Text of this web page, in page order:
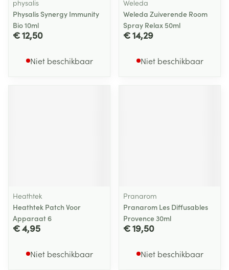
physalis
Physalis Synergy Immunity
Bio 10ml
€ 12,50
Niet beschikbaar
Weleda
Weleda Zuiverende Room
Spray Relax 50ml
€ 14,29
Niet beschikbaar
Heathtek
Heathtek Patch Voor
Apparaat 6
€ 4,95
Niet beschikbaar
Pranarom
Pranarom Les Diffusables
Provence 30ml
€ 19,50
Niet beschikbaar